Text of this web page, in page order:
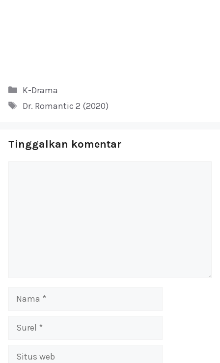
Kategori
K-Drama
Tag
Dr. Romantic 2 (2020)
Tinggalkan komentar
Nama
Surel
Situs